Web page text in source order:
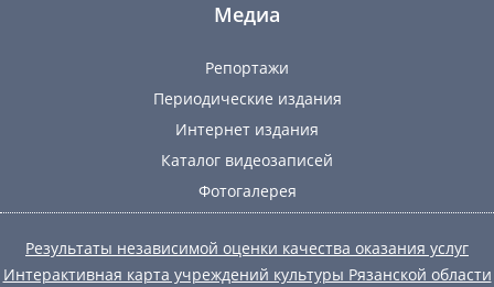
Медиа
Репортажи
Периодические издания
Интернет издания
Каталог видеозаписей
Фотогалерея
Результаты независимой оценки качества оказания услуг
Интерактивная карта учреждений культуры Рязанской области